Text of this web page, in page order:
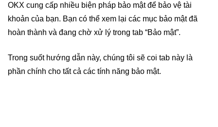
OKX cung cấp nhiều biện pháp bảo mật để bảo vệ tài
khoản của bạn. Bạn có thể xem lại các mục bảo mật đã
hoàn thành và đang chờ xử lý trong tab “Bảo mật”.
Trong suốt hướng dẫn này, chúng tôi sẽ coi tab này là
phần chính cho tất cả các tính năng bảo mật.